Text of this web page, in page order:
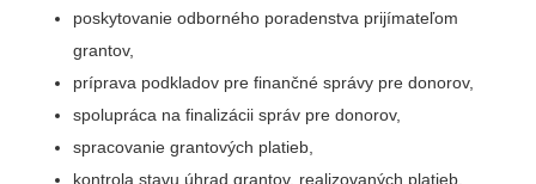
poskytovanie odborného poradenstva prijímateľom
grantov,
príprava podkladov pre finančné správy pre donorov,
spolupráca na finalizácii správ pre donorov,
spracovanie grantových platieb,
kontrola stavu úhrad grantov, realizovaných platieb,